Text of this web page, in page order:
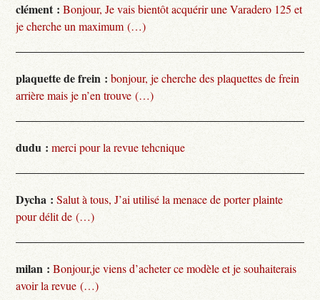
clément : Bonjour, Je vais bientôt acquérir une Varadero 125 et
je cherche un maximum (…)
plaquette de frein : bonjour, je cherche des plaquettes de frein
arrière mais je n’en trouve (…)
dudu : merci pour la revue tehcnique
Dycha : Salut à tous, J’ai utilisé la menace de porter plainte
pour délit de (…)
milan : Bonjour,je viens d’acheter ce modèle et je souhaiterais
avoir la revue (…)